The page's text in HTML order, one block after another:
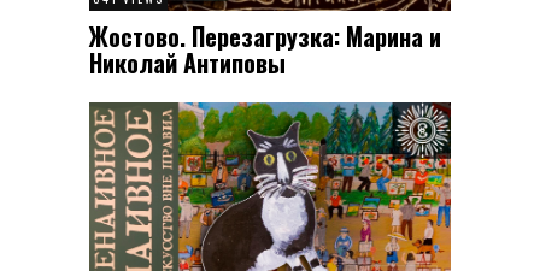
Жостово. Перезагрузка: Марина и
Николай Антиповы